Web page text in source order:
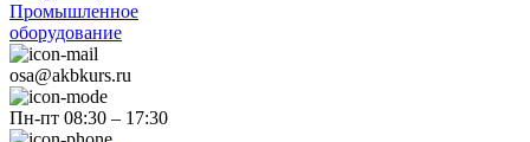
Промышленное
оборудование
osa@akbkurs.ru
Пн-пт 08:30 – 17:30